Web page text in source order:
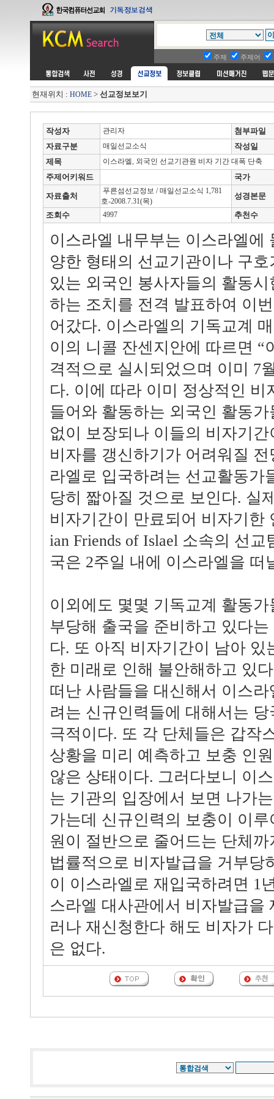
주제 주제어
현재위치 : HOME > 선교정보보기
작성자 관리자
첨부파일
자료구분
매일선교소식
작성일
제목
이스라엘, 외국인 선교기관원 비자 기간 대폭 단축
주제어키워드 국가
자료출처
푸른섬선교정보 / 매일선교소식 1,781
호-2008.7.31(목)
성경본문
조회수 4997 추천수
이스라엘 내무부는 이스라엘에
양한 형태의 선교기관이나 구
있는 외국인 봉사자들의 활동
하는 조치를 전격 발표하여 이
어갔다. 이스라엘의 기독교계
이의 니콜 잔센지안에 따르면 “
격적으로 실시되었으며 이미 7
다. 이에 따라 이미 정상적인 비
들어와 활동하는 외국인 활동
없이 보장되나 이들의 비자기
비자를 갱신하기가 어려워질
라엘로 입국하려는 선교활동가
당히 짧아질 것으로 보인다. 실
비자기간이 만료되어 비자기한
ian Friends of Islael 소속의 선
국은 2주일 내에 이스라엘을 떠
이외에도 몇몇 기독교계 활동
부당해 출국을 준비하고 있다
다. 또 아직 비자기간이 남아 있
한 미래로 인해 불안해하고 있
떠난 사람들을 대신해서 이스
려는 신규인력들에 대해서는
극적이다. 또 각 단체들은 갑작
상황을 미리 예측하고 보충 인
않은 상태이다. 그러다보니 이
는 기관의 입장에서 보면 나가
가는데 신규인력의 보충이 이
원이 절반으로 줄어드는 단체
법률적으로 비자발급을 거부당
이 이스라엘로 재입국하려면 1
스라엘 대사관에서 비자발급을
러나 재신청한다 해도 비자가
은 없다.